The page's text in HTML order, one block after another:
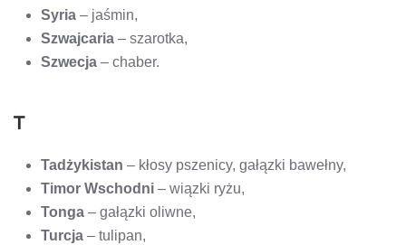
Syria – jaśmin,
Szwajcaria – szarotka,
Szwecja – chaber.
T
Tadżykistan – kłosy pszenicy, gałązki bawełny,
Timor Wschodni – wiązki ryżu,
Tonga – gałązki oliwne,
Turcja – tulipan,